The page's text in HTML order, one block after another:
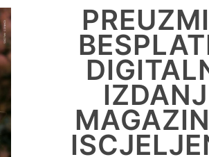
PROČITAJTE
VIŠE...
on November 28, 2021